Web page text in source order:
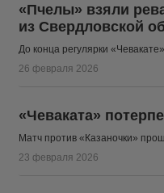
«Пчелы» взяли
из Свердловской
До конца регулярки
26 февраля 2026
«Чеваката»
Матч против «Казаночки»
23 февраля 2026